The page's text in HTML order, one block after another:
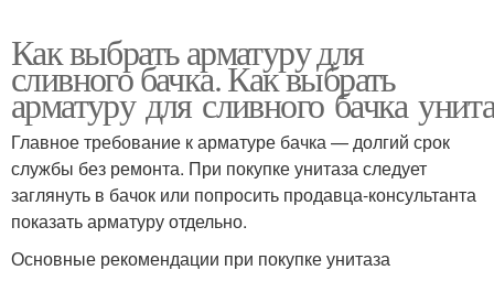
Как выбрать арматуру для
сливного бачка. Как выбрать
арматуру для сливного бачка
Главное требование к арматуре бачка — долгий срок
службы без ремонта. При покупке унитаза следует
заглянуть в бачок или попросить продавца-консультанта
показать арматуру отдельно.
Основные рекомендации при покупке унитаза